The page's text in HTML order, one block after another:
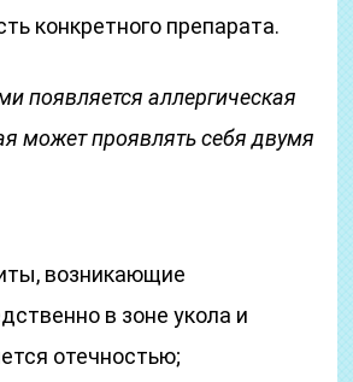
конкретного препарата.
появляется аллергическая
может проявлять себя двумя
возникающие
в зоне укола и
отечностью;